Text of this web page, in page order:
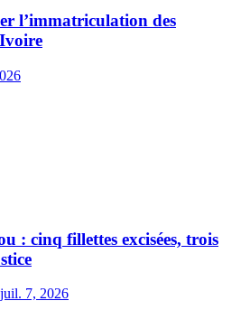
l’immatriculation des
: cinq fillettes excisées, trois
juil. 7, 2026